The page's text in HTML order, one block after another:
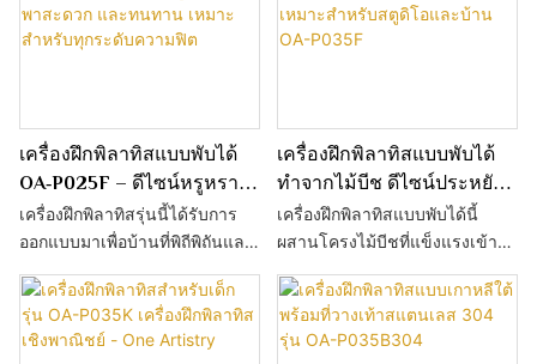
เครื่องฝึกพิลาทิสแบบพับได้
OA‑P025F – ดีไซน์หรูหรา
พกพาสะดวก และทนทาน
เหมาะสำหรับทุกระดับความ
ฟิต
เครื่องฝึกพิลาทิสรุ่นนี้ได้รับการ
ออกแบบมาเพื่อบ้านที่พิถีพิถันและ
เข้ากับประสิทธิภาพระดับมือ
อาชีพ โครงสร้างที่เพรียวบางและ
พับได้ช่วยประหยัดพื้นที่โดยไม่ลด
เครื่องฝึกพิลาทิสแบบพับได้
ทำจากไม้บีช ดีไซน์ประหยัด
พื้นที่ เหมาะสำหรับสตูดิโอ
และบ้าน OA-P035F
เครื่องฝึกพิลาทิสแบบพับได้นี้
ผสานโครงไม้บีชที่แข็งแรงเข้ากับ
พื้นที่ ทำให้คุณสามารถฝึกพิลาทิส
คุณภาพระดับสตูดิโอได้ที่บ้าน
หรือสตูดิโอขนาดเล็ก ด้วยระบบ